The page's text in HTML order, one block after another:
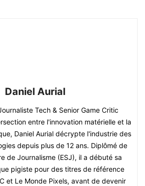
Daniel Aurial
Tech & Senior Game Critic
entre l'innovation matérielle et la
Daniel Aurial décrypte l'industrie des
depuis plus de 12 ans. Diplômé de
de Journalisme (ESJ), il a débuté sa
pigiste pour des titres de référence
et Le Monde Pixels, avant de devenir